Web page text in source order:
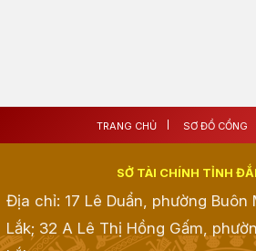
TRANG CHỦ SƠ ĐỒ CỔNG
SỞ TÀI CHÍNH TỈNH
Địa chỉ: 17 Lê Duẩn, phường
Lắk; 32 A Lê Thị Hồng Gấm,